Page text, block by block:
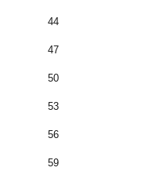
44
47
50
53
56
59